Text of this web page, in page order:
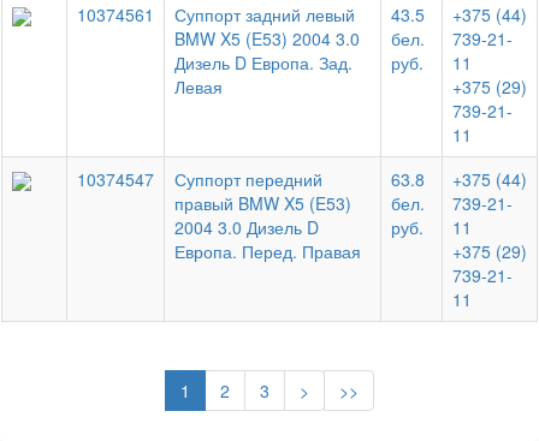
10374561
Суппорт задний левый
BMW X5 (E53) 2004 3.0
Дизель D Европа. Зад.
Левая
43.5
бел.
руб.
+375 (44)
739-21-
11
+375 (29)
739-21-
11
10374547
Суппорт передний
правый BMW X5 (E53)
2004 3.0 Дизель D
Европа. Перед. Правая
63.8
бел.
руб.
+375 (44)
739-21-
11
+375 (29)
739-21-
11
1 2 3 > >>